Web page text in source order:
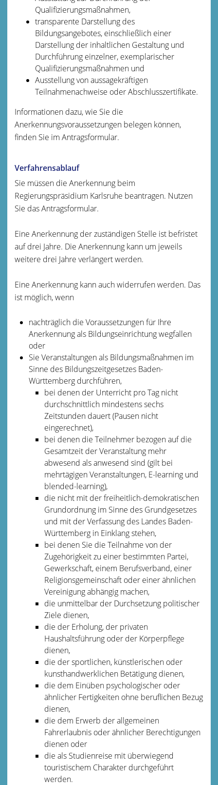
Qualifizierungsmaßnahmen,
transparente Darstellung des
Bildungsangebotes, einschließlich einer
Darstellung der inhaltlichen Gestaltung und
Durchführung einzelner, exemplarischer
Qualifizierungsmaßnahmen und
Ausstellung von aussagekräftigen
Teilnahmenachweise oder Abschlusszertifikate.
Informationen dazu, wie Sie die
Anerkennungsvoraussetzungen belegen können,
finden Sie im Antragsformular.
Verfahrensablauf
Sie müssen die Anerkennung beim
Regierungspräsidium Karlsruhe beantragen. Nutzen
Sie das Antragsformular.
Eine Anerkennung der zuständigen Stelle ist befristet
auf drei Jahre. Die Anerkennung kann um jeweils
weitere drei Jahre verlängert werden.
Eine Anerkennung kann auch widerrufen werden. Das
ist möglich, wenn
nachträglich die Voraussetzungen für Ihre
Anerkennung als Bildungseinrichtung wegfallen
oder
Sie Veranstaltungen als Bildungsmaßnahmen im
Sinne des Bildungszeitgesetzes Baden-
Württemberg durchführen,
bei denen der Unterricht pro Tag nicht
durchschnittlich mindestens sechs
Zeitstunden dauert (Pausen nicht
eingerechnet),
bei denen die Teilnehmer bezogen auf die
Gesamtzeit der Veranstaltung mehr
abwesend als anwesend sind (gilt bei
mehrtägigen Veranstaltungen, E-learning und
blended-learning),
die nicht mit der freiheitlich-demokratischen
Grundordnung im Sinne des Grundgesetzes
und mit der Verfassung des Landes Baden-
Württemberg in Einklang stehen,
bei denen Sie die Teilnahme von der
Zugehörigkeit zu einer bestimmten Partei,
Gewerkschaft, einem Berufsverband, einer
Religionsgemeinschaft oder einer ähnlichen
Vereinigung abhängig machen,
die unmittelbar der Durchsetzung politischer
Ziele dienen,
die der Erholung, der privaten
Haushaltsführung oder der Körperpflege
dienen,
die der sportlichen, künstlerischen oder
kunsthandwerklichen Betätigung dienen,
die dem Einüben psychologischer oder
ähnlicher Fertigkeiten ohne beruflichen Bezug
dienen,
die dem Erwerb der allgemeinen
Fahrerlaubnis oder ähnlicher Berechtigungen
dienen oder
die als Studienreise mit überwiegend
touristischem Charakter durchgeführt
werden.